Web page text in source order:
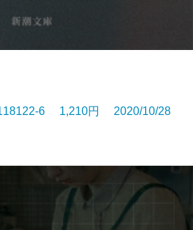
6 1,210円 2020/10/28